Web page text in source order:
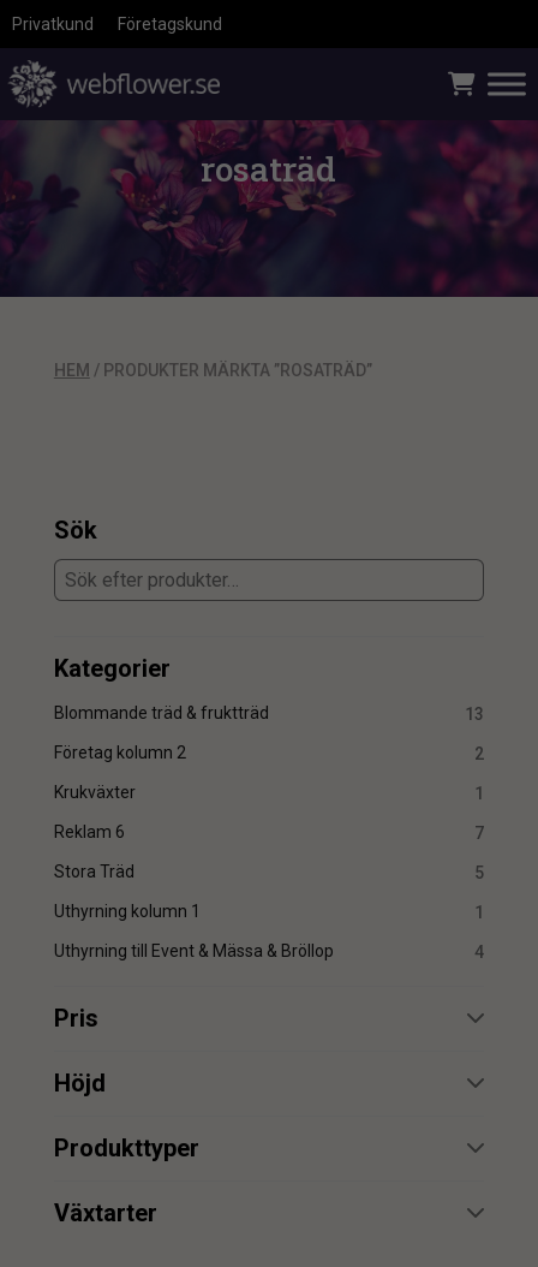
Privatkund Företagskund
rosaträd
HEM / PRODUKTER MÄRKTA ”ROSATRÄD”
Sök
Kategorier
Blommande träd & fruktträd 13
Företag kolumn 2 2
Krukväxter 1
Reklam 6 7
Stora Träd 5
Uthyrning kolumn 1 1
Uthyrning till Event & Mässa & Bröllop 4
Pris
min.
min. max.
Höjd
min.
Produkttyper
Växtarter